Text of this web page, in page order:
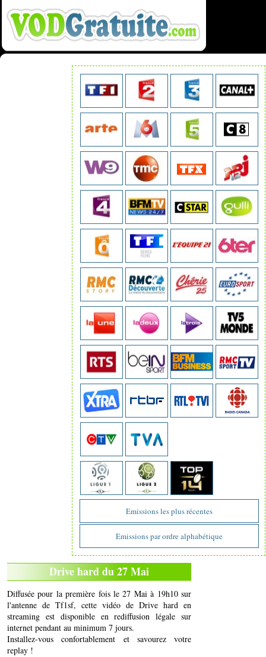
Emissions les plus récentes
Emissions par ordre alphabétique
Drive hard du 27 Mai
Diffusée pour la première fois le 27 Mai à 19h10 sur
l'antenne de Tf1sf, cette vidéo de Drive hard en
streaming est disponible en rediffusion légale sur
internet pendant au minimum 7 jours.
Installez-vous confortablement et savourez votre
replay !